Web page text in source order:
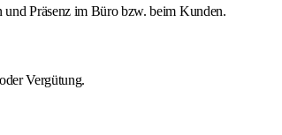
Präsenz im Büro bzw. beim Kunden.
Vergütung.